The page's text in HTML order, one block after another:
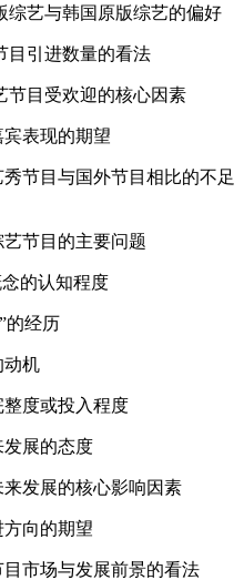
综艺与韩国原版综艺的偏好
目引进数量的看法
节目受欢迎的核心因素
表现的期望
节目与国外节目相比的不足
节目的主要问题
的认知程度
的经历
动机
整度或投入程度
发展的态度
发展的核心影响因素
方向的期望
市场与发展前景的看法